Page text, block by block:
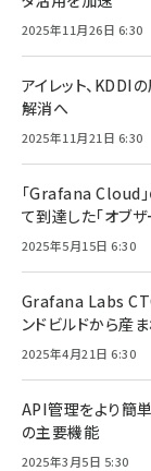
2025年11月26日 6:30
アイレット、KDDI
解消へ
2025年11月21日 6:30
「Grafana Cloud
て到達した「オブ
2025年5月15日 6:30
Grafana Labs
ンドビルドから産
2025年4月21日 6:30
API管理をより簡
の主要機能
2025年3月5日 5:30